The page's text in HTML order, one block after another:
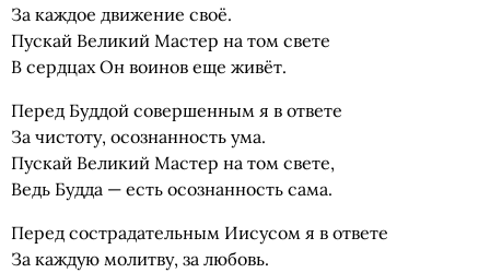
За каждое движение своё.
Пускай Великий Мастер на том свете
В сердцах Он воинов еще живёт.
Перед Буддой совершенным я в ответе
За чистоту, осознанность ума.
Пускай Великий Мастер на том свете,
Ведь Будда — есть осознанность сама.
Перед сострадательным Иисусом я в ответе
За каждую молитву, за любовь.